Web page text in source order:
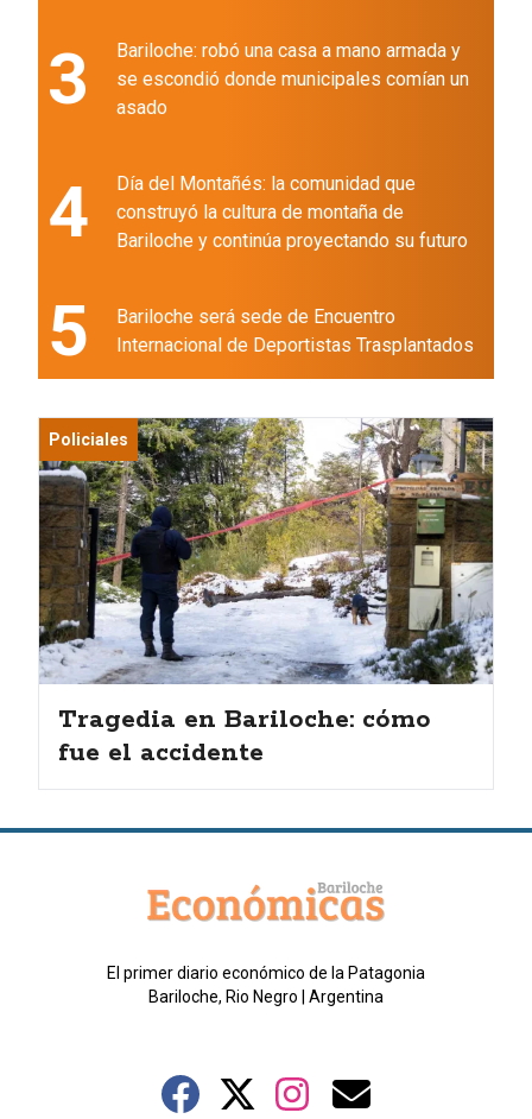
3
Bariloche: robó una casa a mano armada y
se escondió donde municipales comían un
asado
4
Día del Montañés: la comunidad que
construyó la cultura de montaña de
Bariloche y continúa proyectando su futuro
5
Bariloche será sede de Encuentro
Internacional de Deportistas Trasplantados
Policiales
Tragedia en Bariloche: cómo
fue el accidente
El primer diario económico de la Patagonia
Bariloche, Rio Negro | Argentina